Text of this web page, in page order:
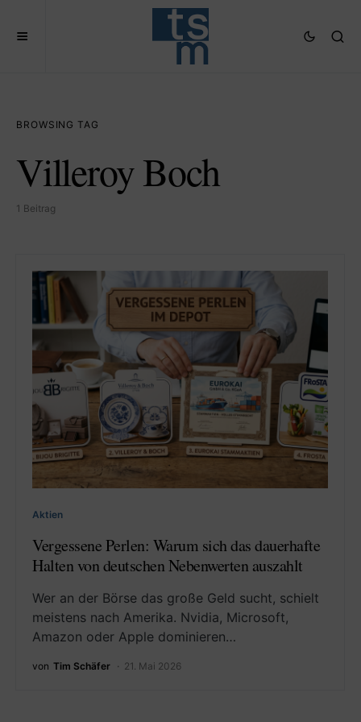
BROWSING TAG
Villeroy Boch
1 Beitrag
Aktien
Vergessene Perlen: Warum sich das dauerhafte
Halten von deutschen Nebenwerten auszahlt
Wer an der Börse das große Geld sucht, schielt
meistens nach Amerika. Nvidia, Microsoft,
Amazon oder Apple dominieren…
von Tim Schäfer 21. Mai 2026